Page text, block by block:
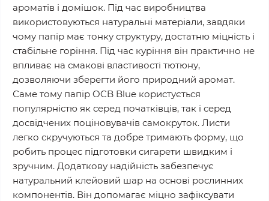
ароматів і домішок. Під час виробництва
використовуються натуральні матеріали, завдяки
чому папір має тонку структуру, достатню міцність і
стабільне горіння. Під час куріння він практично не
впливає на смакові властивості тютюну,
дозволяючи зберегти його природний аромат.
Саме тому папір OCB Blue користується
популярністю як серед початківців, так і серед
досвідчених поціновувачів самокруток. Листи
легко скручуються та добре тримають форму, що
робить процес підготовки сигарети швидким і
зручним. Додаткову надійність забезпечує
натуральний клейовий шар на основі рослинних
компонентів. Він допомагає міцно зафіксувати